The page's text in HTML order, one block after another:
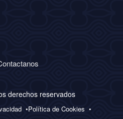
derechos reservados
Política de Cookies